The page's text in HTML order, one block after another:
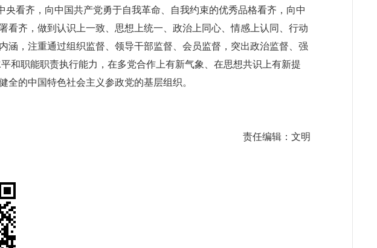
看齐，向中国共产党勇于自我革命、自我约束的优秀品格看齐，向中
齐，做到认识上一致、思想上统一、政治上同心、情感上认同、行动
涵，注重通过组织监督、领导干部监督、会员监督，突出政治监督、强
和职能职责执行能力，在多党合作上有新气象、在思想共识上有新提
的中国特色社会主义参政党的基层组织。
责任编辑：文明